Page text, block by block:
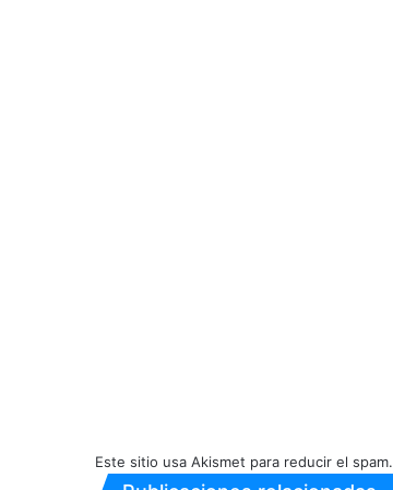
Este sitio usa Akismet para reducir el spam.